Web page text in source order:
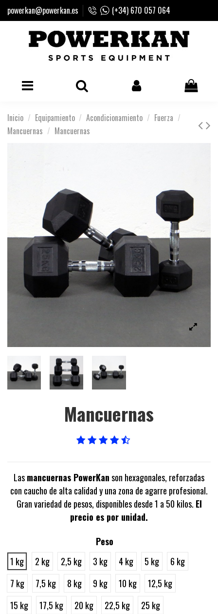
powerkan@powerkan.es (+34) 670 057 064
Inicio Equipamiento Acondicionamiento
Fuerza
Mancuernas
Mancuernas
Mancuernas
Lasmancuernas PowerKanson hexagonales, reforzadas
con caucho de alta calidad y una zona de agarre profesional.
Gran variedad de pesos, disponibles desde 1 a 50 kilos. El
precio es por unidad.
Peso
1 kg
2 kg 2,5 kg 3 kg 4 kg 5 kg
6 kg
7 kg
7,5 kg 8 kg 9 kg 10 kg
12,5 kg
15 kg
17,5 kg 20 kg 22,5 kg
25 kg